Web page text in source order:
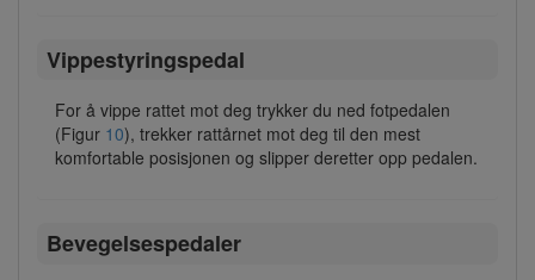
Vippestyringspedal
For å vippe rattet mot deg trykker du ned fotpedalen
(Figur 10), trekker rattårnet mot deg til den mest
komfortable posisjonen og slipper deretter opp pedalen.
Bevegelsespedaler